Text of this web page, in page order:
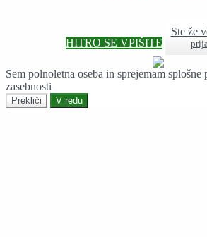
HITRO SE VPIŠITE
Ste že
Sem polnoletna oseba in sprejemam
zasebnosti
Prekliči V redu